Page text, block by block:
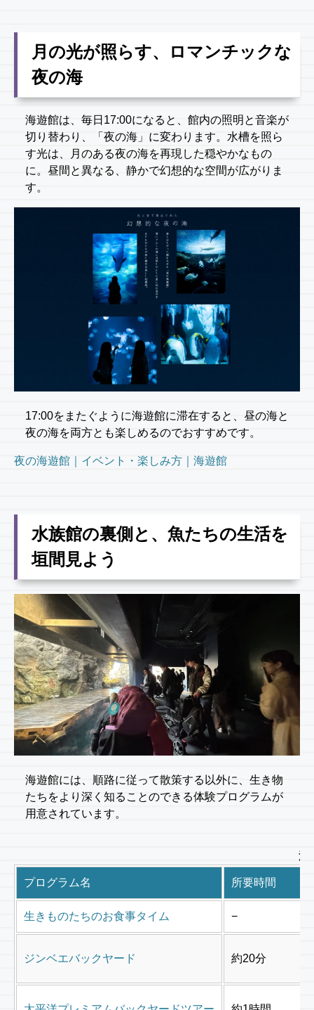
月の光が照らす、ロマンチックな
夜の海
海遊館は、毎日17:00になると、館内の照明と音楽が
切り替わり、「夜の海」に変わります。水槽を照ら
す光は、月のある夜の海を再現した穏やかなもの
に。昼間と異なる、静かで幻想的な空間が広がりま
す。
17:00をまたぐように海遊館に滞在すると、昼の海と
夜の海を両方とも楽しめるのでおすすめです。
夜の海遊館｜イベント・楽しみ方｜海遊館
水族館の裏側と、魚たちの生活を
垣間見よう
海遊館には、順路に従って散策する以外に、生き物
たちをより深く知ることのできる体験プログラムが
用意されています。
海
プログラム名 所要時間
生きものたちのお食事タイム −
ジンベエバックヤード 約20分